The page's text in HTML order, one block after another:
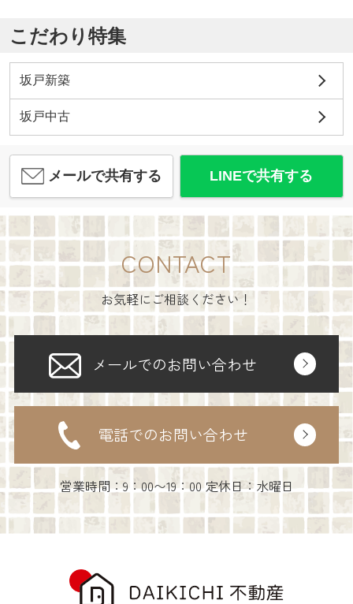
こだわり特集
坂戸新築
坂戸中古
メールで共有する LINEで共有する
CONTACT
お気軽にご相談ください！
メールでのお問い合わせ
電話でのお問い合わせ
営業時間：9：00〜19：00 定休日：水曜日